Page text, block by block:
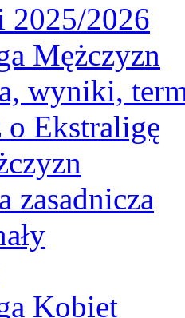
2025/2026
Mężczyzn
wyniki,
o Ekstraligę
zasadnicza
Kobiet